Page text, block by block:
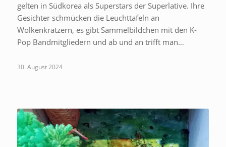
gelten in Südkorea als Superstars der Superlative. Ihre
Gesichter schmücken die Leuchttafeln an
Wolkenkratzern, es gibt Sammelbildchen mit den K-
Pop Bandmitgliedern und ab und an trifft man…
30. August 2024